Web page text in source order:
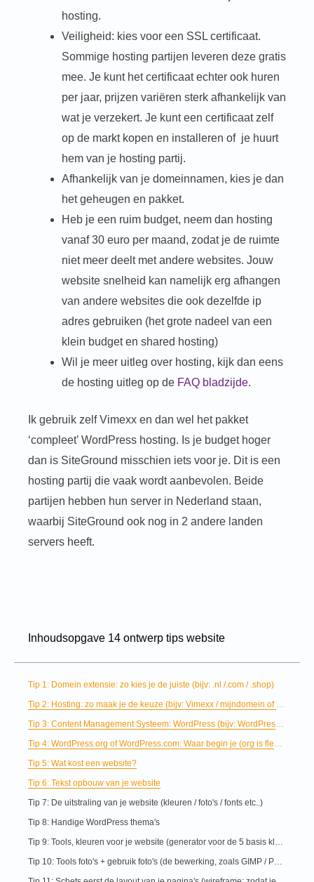
hosting.
Veiligheid: kies voor een SSL certificaat.
Sommige hosting partijen leveren deze gratis
mee. Je kunt het certificaat echter ook huren
per jaar, prijzen variëren sterk afhankelijk van
wat je verzekert. Je kunt een certificaat zelf
op de markt kopen en installeren of je huurt
hem van je hosting partij.
Afhankelijk van je domeinnamen, kies je dan
het geheugen en pakket.
Heb je een ruim budget, neem dan hosting
vanaf 30 euro per maand, zodat je de ruimte
niet meer deelt met andere websites. Jouw
website snelheid kan namelijk erg afhangen
van andere websites die ook dezelfde ip
adres gebruiken (het grote nadeel van een
klein budget en shared hosting)
Wil je meer uitleg over hosting, kijk dan eens
de hosting uitleg op de FAQ bladzijde.
Ik gebruik zelf Vimexx en dan wel het pakket
‘compleet’ WordPress hosting. Is je budget hoger
dan is SiteGround misschien iets voor je. Dit is een
hosting partij die vaak wordt aanbevolen. Beide
partijen hebben hun server in Nederland staan,
waarbij SiteGround ook nog in 2 andere landen
servers heeft.
Inhoudsopgave 14 ontwerp tips website
Tip 1: Domein extensie: zo kies je de juiste (bijv: .nl /.com / .shop)
Tip 2: Hosting: zo maak je de keuze (bijv: Vimexx / mijndomein of sneller)
Tip 3: Content Management Systeem: WordPress (bijv: WordPress / Joomla / Dupral of Magento ...)
Tip 4: WordPress.org of WordPress.com: Waar begin je (org is flexibeler dan com.)
Tip 5: Wat kost een website?
Tip 6: Tekst opbouw van je website
Tip 7: De uitstraling van je website (kleuren / foto's / fonts etc..)
Tip 8: Handige WordPress thema's
Tip 9: Tools, kleuren voor je website (generator voor de 5 basis kleuren)
Tip 10: Tools foto's + gebruik foto's (de bewerking, zoals GIMP / Photoshop of Paintshop)